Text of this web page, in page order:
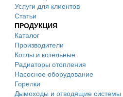
Услуги для клиентов
Статьи
ПРОДУКЦИЯ
Каталог
Производители
Котлы и котельные
Радиаторы отопления
Насосное оборудование
Горелки
Дымоходы и отводящие системы